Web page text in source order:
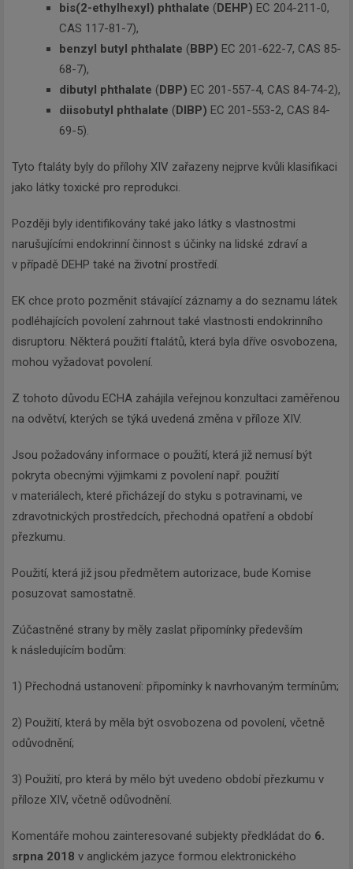
bis(2-ethylhexyl) phthalate (DEHP) EC 204-211-0,
CAS 117-81-7),
benzyl butyl phthalate (BBP) EC 201-622-7, CAS 85-
68-7),
dibutyl phthalate (DBP) EC 201-557-4, CAS 84-74-2),
diisobutyl phthalate (DIBP) EC 201-553-2, CAS 84-
69-5).
Tyto ftaláty byly do přílohy XIV zařazeny nejprve kvůli klasifikaci
jako látky toxické pro reprodukci.
Později byly identifikovány také jako látky s vlastnostmi
narušujícími endokrinní činnost s účinky na lidské zdraví a
v případě DEHP také na životní prostředí.
EK chce proto pozměnit stávající záznamy a do seznamu látek
podléhajících povolení zahrnout také vlastnosti endokrinního
disruptoru. Některá použití ftalátů, která byla dříve osvobozena,
mohou vyžadovat povolení.
Z tohoto důvodu ECHA zahájila veřejnou konzultaci zaměřenou
na odvětví, kterých se týká uvedená změna v příloze XIV.
Jsou požadovány informace o použití, která již nemusí být
pokryta obecnými výjimkami z povolení např. použití
v materiálech, které přicházejí do styku s potravinami, ve
zdravotnických prostředcích, přechodná opatření a období
přezkumu.
Použití, která již jsou předmětem autorizace, bude Komise
posuzovat samostatně.
Zúčastněné strany by měly zaslat připomínky především
k následujícím bodům:
1) Přechodná ustanovení: připomínky k navrhovaným termínům;
2) Použití, která by měla být osvobozena od povolení, včetně
odůvodnění;
3) Použití, pro která by mělo být uvedeno období přezkumu v
příloze XIV, včetně odůvodnění.
Komentáře mohou zainteresované subjekty předkládat do 6.
srpna 2018 v anglickém jazyce formou elektronického
Newsletter
Zadejte váš email a my Vám
budeme zasílat ty nejdůležitější
Odebírat